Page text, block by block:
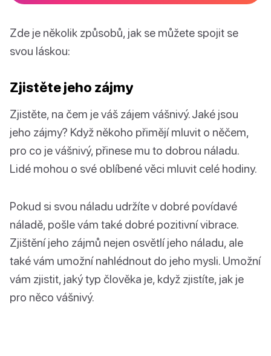
Zde je několik způsobů, jak se můžete spojit se
svou láskou:
Zjistěte jeho zájmy
Zjistěte, na čem je váš zájem vášnivý. Jaké jsou
jeho zájmy? Když někoho přimějí mluvit o něčem,
pro co je vášnivý, přinese mu to dobrou náladu.
Lidé mohou o své oblíbené věci mluvit celé hodiny.
Pokud si svou náladu udržíte v dobré povídavé
náladě, pošle vám také dobré pozitivní vibrace.
Zjištění jeho zájmů nejen osvětlí jeho náladu, ale
také vám umožní nahlédnout do jeho mysli. Umožní
vám zjistit, jaký typ člověka je, když zjistíte, jak je
pro něco vášnivý.